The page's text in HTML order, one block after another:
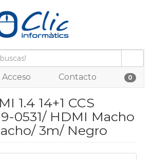
Acceso Contacto 0
1.4 14+1 CCS
0531/ HDMI Macho
3m/ Negro